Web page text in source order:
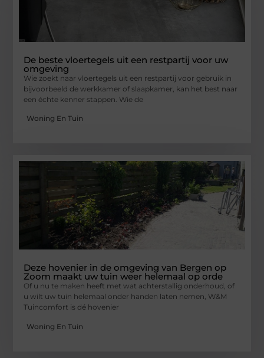
De beste vloertegels uit een restpartij voor uw
omgeving
Wie zoekt naar vloertegels uit een restpartij voor gebruik in
bijvoorbeeld de werkkamer of slaapkamer, kan het best naar
een échte kenner stappen. Wie de
Woning En Tuin
Deze hovenier in de omgeving van Bergen op
Zoom maakt uw tuin weer helemaal op orde
Of u nu te maken heeft met wat achterstallig onderhoud, of
u wilt uw tuin helemaal onder handen laten nemen, W&M
Tuincomfort is dé hovenier
Woning En Tuin